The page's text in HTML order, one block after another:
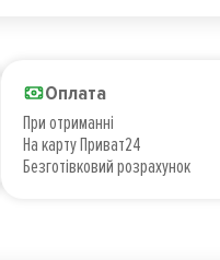
Оплата
При отриманні
На карту Приват24
Безготівковий розрахунок